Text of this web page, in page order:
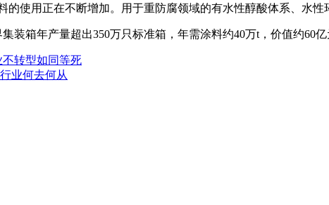
的使用正在不断增加。用于重防腐领域的有水性醇酸体系、水
装箱年产量超出350万只标准箱，年需涂料约40万t，价值约60亿
不转型如同等死
业何去何从